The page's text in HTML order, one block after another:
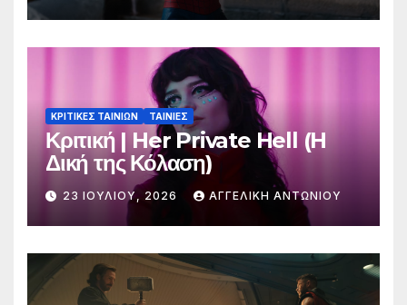
ΚΡΙΤΙΚΕΣ ΤΑΙΝΙΩΝ ΤΑΙΝΙΕΣ
Κριτική | Her Private Hell (H
Δική της Κόλαση)
23 ΙΟΥΛΊΟΥ, 2026 ΑΓΓΕΛΙΚΉ ΑΝΤΩΝΊΟΥ